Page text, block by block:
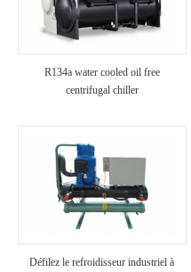
R134a water cooled oil free
centrifugal chiller
Défilez le refroidisseur industriel à